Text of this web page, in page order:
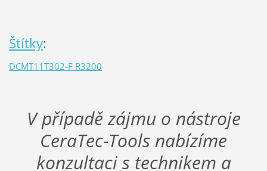
Štítky:
DCMT11T302-F R3200
V případě zájmu o nástroje
CeraTec-Tools nabízíme
konzultaci s technikem a